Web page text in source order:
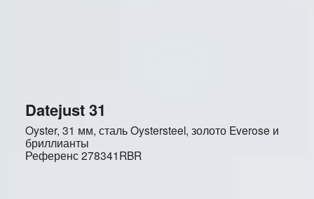
Datejust 31
Oyster, 31 мм, сталь Oystersteel, золото Everose и
бриллианты
Референс278341RBR